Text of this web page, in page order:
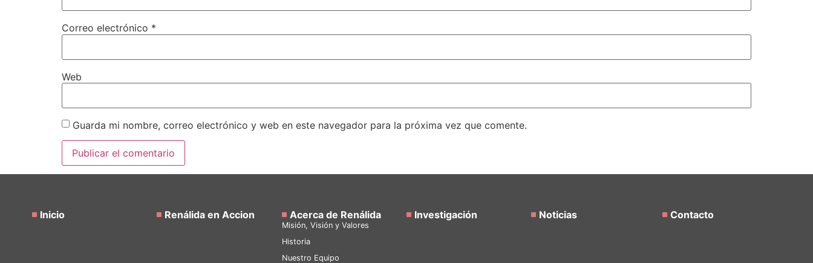
Correo electrónico *
Web
Guarda mi nombre, correo electrónico y web en este navegador para la próxima vez que comente.
Inicio Renálida en Accion Acerca de Renálida
Misión, Visión y Valores
Historia
Nuestro Equipo
Investigación Noticias Contacto